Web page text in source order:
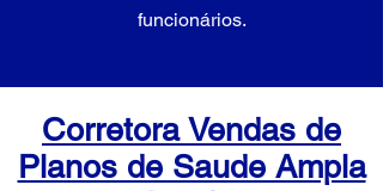
funcionários.
Corretora Vendas de
Planos de Saude Ampla